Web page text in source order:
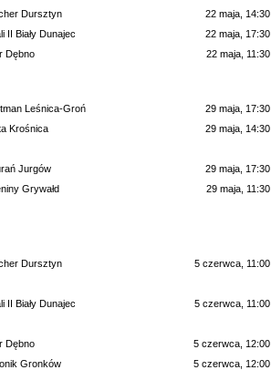
Dursztyn
22 maja, 14:30
II Biały Dunajec
22 maja, 17:30
Dębno 22 maja, 11:30
Leśnica-Groń
29 maja, 17:30
Krośnica 29 maja, 14:30
Jurgów
29 maja, 17:30
Grywałd 29 maja, 11:30
Dursztyn 5 czerwca, 11:00
II Biały Dunajec 5 czerwca, 11:00
Dębno
5 czerwca, 12:00
Gronków 5 czerwca, 12:00